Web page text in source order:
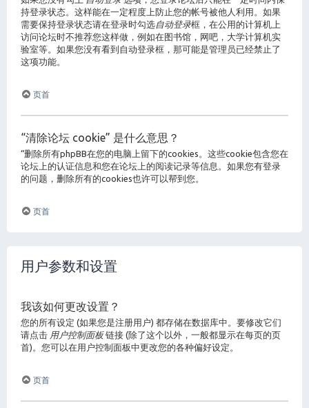
持登录状态。这样能在一定程度上防止您的帐号被他人利用。如果
需要保持登录状态请在登录时勾选自动登录框，在公用的计算机上
访问论坛时不推荐您这样做，例如在图书馆，网吧，大学计算机实
验室等。如果您没有看到自动登录框，那可能是管理员已经禁止了
这项功能。
页首
“清除论坛 cookie” 是什么意思？
“删除所有phpBB在您的电脑上留下的cookies。这些cookie包含您在
论坛上的认证信息和您在论坛上的阅读记录等信息。如果您有登录
的问题，删除所有的cookies也许可以帮到您。
页首
用户参数和设置
我该如何更改设置？
您的所有设定 (如果您是注册用户) 都存储在数据库中。要修改它们
请点击 用户控制面板链接 (除了这个以外，一般都显示在每页的页
首)。您可以在用户控制面板中更改您的各种偏好设定。
页首